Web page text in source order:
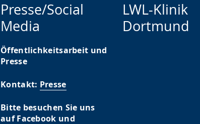
Presse/Social
Media
Öffentlichkeitsarbeit und
Presse
Kontakt: Presse
Bitte besuchen Sie uns
auf Facebook und
LWL-Klinik
Dortmund